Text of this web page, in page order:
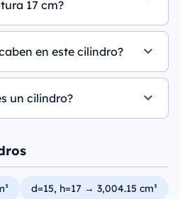
17 cm?
en este cilindro?
un cilindro?
d=15, h=17 → 3,004.15 cm³